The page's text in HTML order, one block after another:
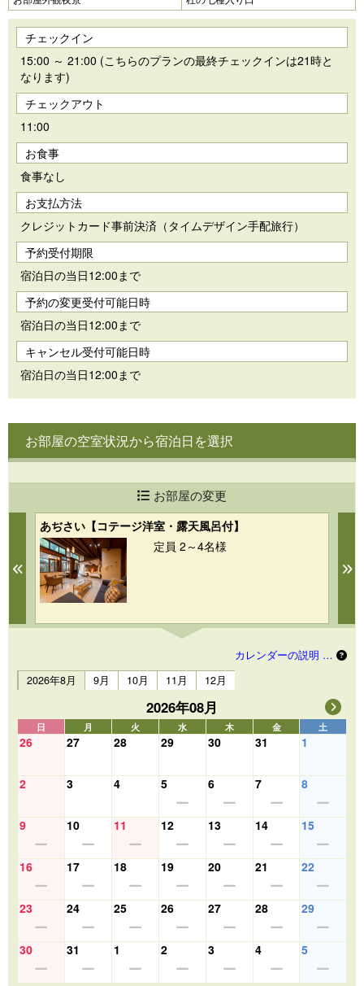
チェックイン
15:00 ～ 21:00 (こちらのプランの最終チェックインは21時と
なります)
チェックアウト
11:00
お食事
食事なし
お支払方法
クレジットカード事前決済（タイムデザイン手配旅行）
予約受付期限
宿泊日の当日12:00まで
予約の変更受付可能日時
宿泊日の当日12:00まで
キャンセル受付可能日時
宿泊日の当日12:00まで
お部屋の空室状況から宿泊日を選択
お部屋の変更
Previous
あぢさい【コテージ洋室・露天風呂付】
定員 2～4名様
カレンダーの説明 …
2026年8月
9月 10月 11月 12月
2026年08月
日 月 火 水 木 金 土
26 27 28 29 30 31 1
2 3 4 5 6 7 8
9 10 11 12 13 14 15
16 17 18 19 20 21 22
23 24 25 26 27 28 29
30 31 1 2 3 4 5